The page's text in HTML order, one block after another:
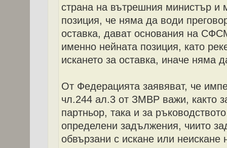
страна на вътрешния министър и
позиция, че няма да води
оставка, дават основания на
именно нейната позиция, като
искането за оставка, иначе няма
От Федерацията заявяват, че
чл.244 ал.3 от ЗМВР важи, както
партньор, така и за
определени задължения, чиито
обвързани с искане или неискане